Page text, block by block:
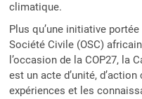
climatique.
Plus qu’une initiative
Société Civile (OSC)
l’occasion de la COP27, la
est un acte d’unité,
expériences et les